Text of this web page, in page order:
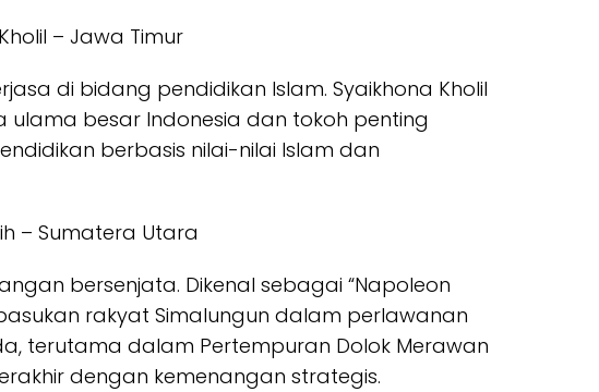
– Jawa Timur
di bidang pendidikan Islam. Syaikhona Kholil
besar Indonesia dan tokoh penting
berbasis nilai-nilai Islam dan
– Sumatera Utara
bersenjata. Dikenal sebagai “Napoleon
rakyat Simalungun dalam perlawanan
terutama dalam Pertempuran Dolok Merawan
dengan kemenangan strategis.